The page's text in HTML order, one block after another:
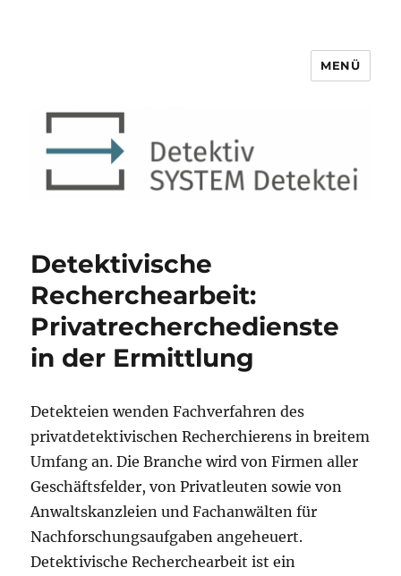
Detektiv SYSTEM Detektei ®
MENÜ
Detektivische
Recherchearbeit:
Privatrecherchedienste
in der Ermittlung
Detekteien wenden Fachverfahren des
privatdetektivischen Recherchierens in breitem
Umfang an. Die Branche wird von Firmen aller
Geschäftsfelder, von Privatleuten sowie von
Anwaltskanzleien und Fachanwälten für
Nachforschungsaufgaben angeheuert.
Detektivische Recherchearbeit ist ein